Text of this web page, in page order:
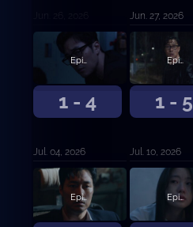
Jun. 27, 2026
1 - 4
Episodio 4
Jul. 04, 2026
1 - 5
Episodio 5
Jul. 10, 2026
Episodio 7 Episodio 8